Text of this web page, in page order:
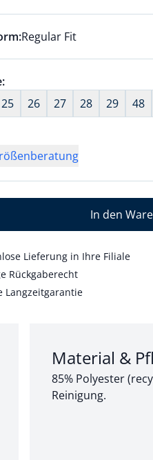
Artikel hat die Passform
Regular Fit
nichts ausgewählt
25 26 27 28 29 48
In den
Lieferung in Ihre Filiale
Rückgaberecht
Langzeitgarantie
Abschnitt 3 von 3:
Material &
85% Polyester
Reinigung.